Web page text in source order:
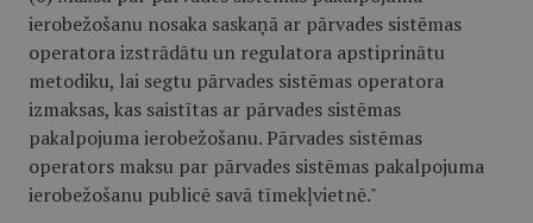
ierobežošanu nosaka saskaņā ar pārvades sistēmas
operatora izstrādātu un regulatora apstiprinātu
metodiku, lai segtu pārvades sistēmas operatora
izmaksas, kas saistītas ar pārvades sistēmas
pakalpojuma ierobežošanu. Pārvades sistēmas
operators maksu par pārvades sistēmas pakalpojuma
ierobežošanu publicē savā tīmekļvietnē."